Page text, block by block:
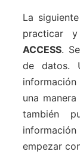
La
practicar
ACCESS.
de datos.
una
también
empezar